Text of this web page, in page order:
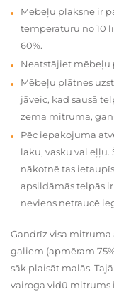
Mēbeļu plāksne ir
temperatūru no 10
60%.
Neatstājiet mēbeļu
Mēbeļu plātnes
jāveic, kad sausā
zema mitruma, gan
Pēc iepakojuma
laku, vasku vai eļļu.
nākotnē tas
apsildāmās telpās
neviens netraucē
Gandrīz visa
galiem (apmēram
sāk plaisāt malās.
vairoga vidū mitrums